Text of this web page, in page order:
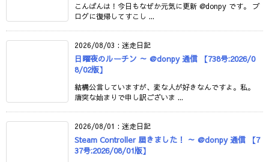
こんばんは！今日もなぜか元気に更新 @donpy です。 ブ
ログに復帰してすこし ...
2026/08/03 : 迷走日記
日曜夜のルーチン ～ @donpy 通信 【738号:2026/0
8/02版】
結構公言していますが、変な人が好きなんですよ。私。
唐突な始まりで申し訳ございま ...
2026/08/01 : 迷走日記
Steam Controller 届きました！ ～ @donpy 通信 【7
37号:2026/08/01版】